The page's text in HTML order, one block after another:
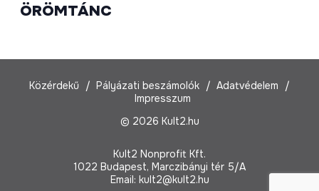
ÖRÖMTÁNC
Közérdekű Pályázati beszámolók
Adatvédelem
Impresszum
© 2026 Kult2.hu
Kult2 Nonprofit Kft.
1022 Budapest, Marczibányi tér 5/A
Email: kult2@kult2.hu